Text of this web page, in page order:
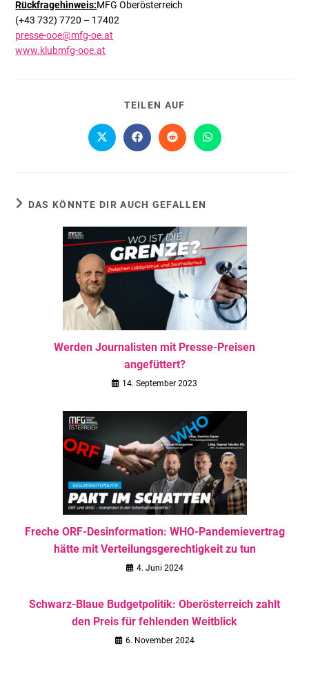
Rückfragehinweis:MFG Oberösterreich
(+43 732) 7720 – 17402
presse-ooe@mfg-oe.at
www.klubmfg-ooe.at
TEILEN AUF
DAS KÖNNTE DIR AUCH GEFALLEN
Werden Journalisten mit Presse-Preisen
angefüttert?
14. September 2023
Freche ORF-Desinformation: WHO-Pandemievertrag
hätte mit Verteilungsgerechtigkeit zu tun
4. Juni 2024
Schwarz-Blaue Budgetpolitik: Oberösterreich zahlt
den Preis für fehlenden Weitblick
6. November 2024